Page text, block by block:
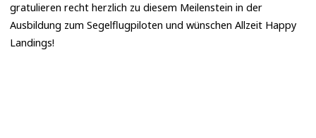
gratulieren recht herzlich zu diesem Meilenstein in der
Ausbildung zum Segelflugpiloten und wünschen Allzeit Happy
Landings!